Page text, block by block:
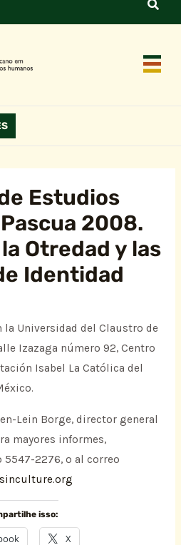
Estudios
2008.
Otredad y las
Identidad
la Universidad del Claustro de
Izazaga número 92, Centro
Isabel La Católica del
Lein Borge, director general
mayores informes,
2276, o al correo
isso:
X